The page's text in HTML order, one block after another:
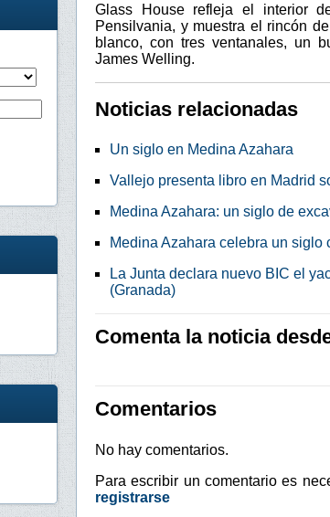
Glass House refleja el interior
Pensilvania, y muestra el rincón
blanco, con tres ventanales, un
James Welling.
Noticias relacionadas
Un siglo en Medina Azahara
Vallejo presenta libro en Madrid
Medina Azahara: un siglo de
Medina Azahara celebra un siglo
La Junta declara nuevo BIC el
(Granada)
Comenta la noticia
Comentarios
No hay comentarios.
Para escribir un comentario es
registrarse